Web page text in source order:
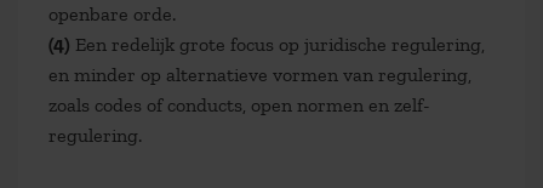
openbare orde.
(4) Een redelijk grote focus op juridische regulering,
en minder op alternatieve vormen van regulering,
zoals codes of conducts, open normen en zelf-
regulering.